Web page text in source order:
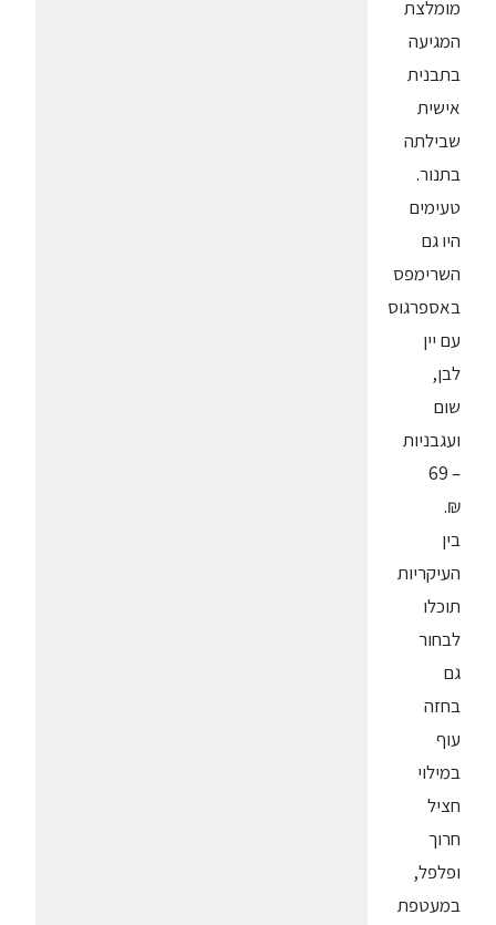
מומלצת
המגיעה
בתבנית
אישית
שבילתה
בתנור.
טעימים
היו גם
השרימפס
באספרגוס
עם יין
לבן,
שום
ועגבניות
– 69
₪.
בין
העיקריות
תוכלו
לבחור
גם
בחזה
עוף
במילוי
חציל
חרוך
ופלפל,
במעטפת